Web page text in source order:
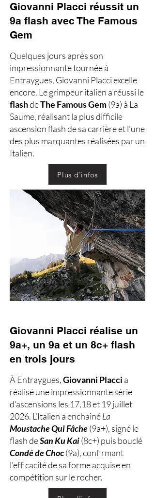
Giovanni Placci réussit un
9a flash avec The Famous
Gem
Quelques jours après son
impressionnante tournée à
Entraygues, Giovanni Placci excelle
encore. Le grimpeur italien a réussi le
flashdeThe Famous Gem(9a) à La
Saume, réalisant la plus difficile
ascension flash de sa carrière et l'une
des plus marquantes réalisées par un
Italien.
Plus d'infos
Giovanni Placci réalise un
9a+, un 9a et un 8c+ flash
en trois jours
À Entraygues,Giovanni Placci a
réalisé une impressionnante série
d'ascensions les 17,18 et 19 juillet
2026. L'Italien a enchaînéLa
Moustache Qui Fâche(9a+), signé le
flash deSan Ku Kai(8c+) puis bouclé
Condé de Choc(9a), confirmant
l'efficacité de sa forme acquise en
compétition sur le rocher.